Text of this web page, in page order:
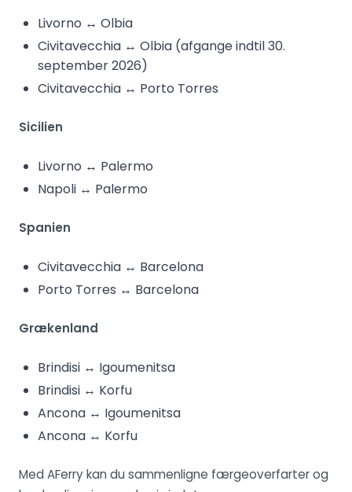
Livorno ↔ Olbia
Civitavecchia ↔ Olbia (afgange indtil 30.
september 2026)
Civitavecchia ↔ Porto Torres
Sicilien
Livorno ↔ Palermo
Napoli ↔ Palermo
Spanien
Civitavecchia ↔ Barcelona
Porto Torres ↔ Barcelona
Grækenland
Brindisi ↔ Igoumenitsa
Brindisi ↔ Korfu
Ancona ↔ Igoumenitsa
Ancona ↔ Korfu
Med AFerry kan du sammenligne færgeoverfarter og